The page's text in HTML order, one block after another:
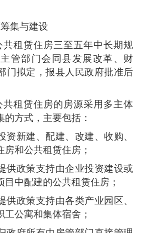
集与建设
共租赁住房三至五年中长期规
管部门会同县发展改革、财
门拟定，报县人民政府批准后
共租赁住房的房源采用多主体
方式，主要包括：
资新建、配建、改建、收购、
和公共租赁住房；
供政策支持由企业投资建设或
中配建的公共租赁住房；
供政策支持由各类产业园区、
公寓和集体宿舍；